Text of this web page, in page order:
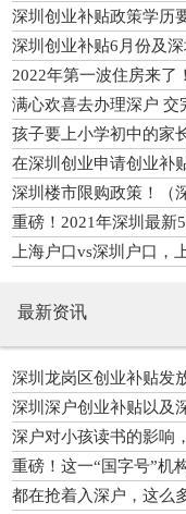
深圳创业补贴政策学历
深圳创业补贴6月份及
2022年第一波住房来了
顶
满心欢喜去办理深户 交
孩子要上小学初中的家
在深圳创业申请创业补
深圳楼市限购政策！（
重磅！2021年深圳最新
藏）
上海户口vs深圳户口，
最新资讯
深圳龙岗区创业补贴发
深圳深户创业补贴以及
深户对小孩读书的影响
重磅！这一“国字号”机
都在抢着入深户，这么